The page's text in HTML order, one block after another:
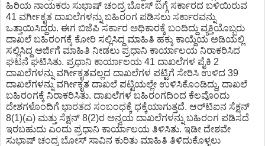
ಹಿರಿಯ ನಾಯಕರು ಸುಭಾಷ್ ಚಂದ್ರ ಬೋಸ್ ಬಗ್ಗೆ ಸರ್ಕಾರದ ಬಳಿಯಿರುವ
41 ವರ್ಗೀಕೃತ ದಾಖಲೆಗಳನ್ನು ಬಹಿರಂಗ ಪಡಿಸಲು ಸರ್ಕಾರವನ್ನು
ಒತ್ತಾಯಿಸಿದ್ದರು. ಈಗ ಬಿಜೆಪಿ ಸರ್ಕಾರ ಅಧಿಕಾರಕ್ಕೆ ಬಂದಿದ್ದು ವ್ಯಕ್ತಿಯೊಬ್ಬರು
ದಾಖಲೆ ಬಹಿರಂಗಕ್ಕೆ ಕೋರಿ ಸಲ್ಲಿಸಿದ್ದ ಮಾಹಿತಿ ಹಕ್ಕು ಕಾಯ್ದೆಯ ಅಡಿಯಲ್ಲಿ
ಸಲ್ಲಿಸಿದ್ದ ಅರ್ಜಿಗೆ ಮಾಹಿತಿ ನೀಡಲು ಪ್ರಧಾನಿ ಕಾರ್ಯಾಲಯ ನಿರಾಕರಿಸಿದ
ಘಟನೆ ಘಟಿಸಿತು. ಪ್ರಧಾನಿ ಕಾರ್ಯಾಲಯ 41 ದಾಖಲೆಗಳ ಪೈಕಿ 2
ದಾಖಲೆಗಳನ್ನು ವರ್ಗೀಕೃತವಲ್ಲದ ದಾಖಲೆಗಳ ಪಟ್ಟಿಗೆ ಸೇರಿಸಿ ಉಳಿದ 39
ದಾಖಲೆಗಳನ್ನು ವರ್ಗೀಕೃತ ದಾಖಲೆ ಪಟ್ಟಿಯಲ್ಲೇ ಉಳಿಸಿಕೊಂಡಿದ್ದು, ದಾಖಲೆ
ಬಹಿರಂಗಕ್ಕೆ ನಿರಾಕರಿಸಿತು. ದಾಖಲೆಗಳ ಬಹಿರಂಗದಿಂದ ಕೆಲವೊಂದು
ದೇಶಗಳೊಂದಿಗೆ ಭಾರತದ ಸಂಬಂಧಕ್ಕೆ ಧಕ್ಕೆಯಾಗುತ್ತದೆ. ಆರ್​ಟಿಐನ ಸೆಕ್ಷನ್
8(1)(ಎ) ಮತ್ತು ಸೆಕ್ಷನ್ 8(2)ರ ಅನ್ವಯ ದಾಖಲೆಗಳನ್ನು ಬಹಿರಂಗ ಪಡಿಸದೆ
ಇರಬಹುದು ಎಂದು ಪ್ರಧಾನಿ ಕಾರ್ಯಾಲಯ ತಿಳಿಸಿತು. ಇಡೀ ದೇಶವೇ
ಸುಭಾಷ್ ಚಂದ್ರ ಬೋಸ್ ಸಾವಿನ ಕುರಿತು ಮಾಹಿತಿ ತಿಳಿದುಕೊಳ್ಳಲು